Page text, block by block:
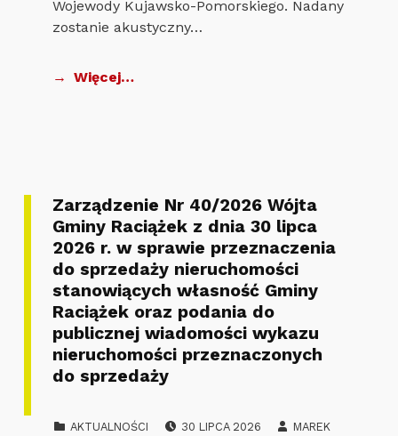
Wojewody Kujawsko-Pomorskiego. Nadany
zostanie akustyczny…
Więcej…
Zarządzenie Nr 40/2026 Wójta
Gminy Raciążek z dnia 30 lipca
2026 r. w sprawie przeznaczenia
do sprzedaży nieruchomości
stanowiących własność Gminy
Raciążek oraz podania do
publicznej wiadomości wykazu
nieruchomości przeznaczonych
do sprzedaży
AKTUALNOŚCI
30 LIPCA 2026
MAREK